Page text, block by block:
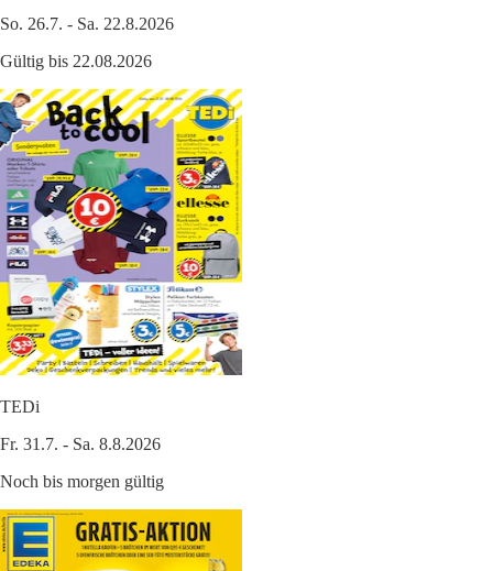
So. 26.7. - Sa. 22.8.2026
Gültig bis 22.08.2026
TEDi
Fr. 31.7. - Sa. 8.8.2026
Noch bis morgen gültig